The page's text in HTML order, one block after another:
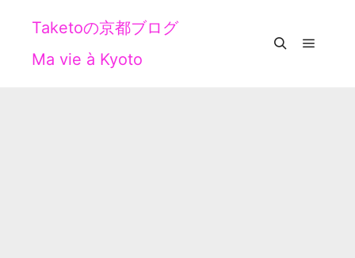
Taketoの京都ブログ
Ma vie à Kyoto